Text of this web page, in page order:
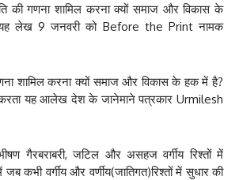
की गणना शामिल करना क्यों समाज और विकास के
लेख 9 जनवरी को Before the Print नामक
शामिल करना क्यों समाज और विकास के हक में है?
यह आलेख देश के जानेमाने पत्रकार Urmilesh
गैरबराबरी, जटिल और असहज वर्गीय रिश्तों में
कभी वर्गीय और वर्णीय(जातिगत)रिश्तों में सुधार की